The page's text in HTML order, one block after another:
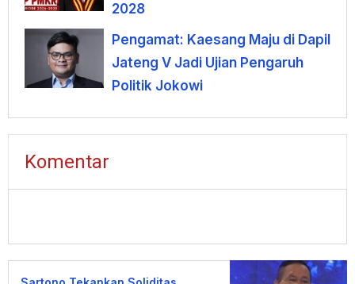
2028
Pengamat: Kaesang Maju di Dapil
Jateng V Jadi Ujian Pengaruh
Politik Jokowi
Komentar